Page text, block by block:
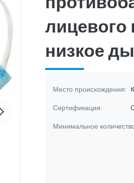
низкое
Место происхождения:
Сертификация:
Минимальное